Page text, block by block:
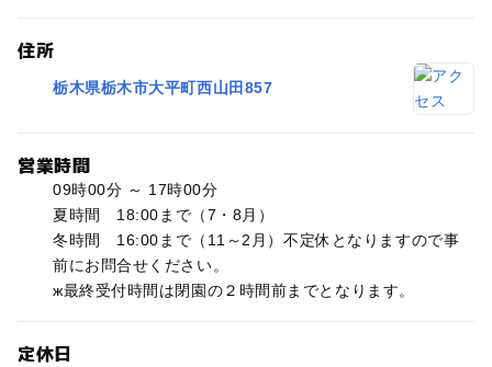
住所
栃木県栃木市大平町西山田857
営業時間
09時00分 ～ 17時00分
夏時間 18:00まで（7・8月）
冬時間 16:00まで（11～2月）不定休となりますので事
前にお問合せください。
ж最終受付時間は閉園の２時間前までとなります。
定休日